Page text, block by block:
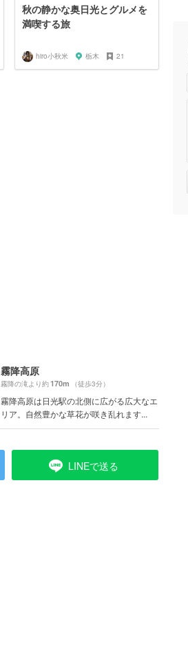
秋の静かな奥日光とグルメを
満喫する旅
hiro小秋米 栃木 21
霧降高原
霧降の滝より約170m （徒歩3分）
霧降高原は日光駅の北側に広がる広大なエ
リア。自然豊かな草花が咲き乱れます...
LINEで送る